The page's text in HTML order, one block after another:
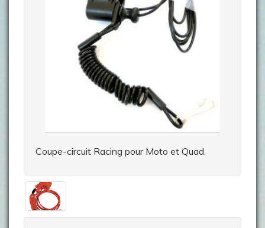
Coupe-circuit Racing pour Moto et Quad.